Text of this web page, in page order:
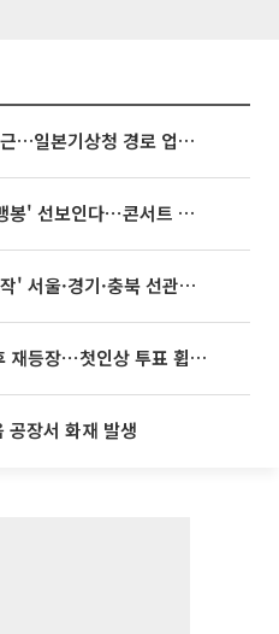
태풍 '돌핀' 오키나와 접근…일본기상청 경로 업데이트
빅뱅, 20주년 기념 '새 뱅봉' 선보인다⋯콘서트 앞두고 팝업 개최
기·충북 선관위 등 추가 압수수색
‘나솔사계’ 국화, 결별 후 재등장⋯첫인상 투표 휩쓸고 ‘인기녀’ 등극
공장서 화재 발생